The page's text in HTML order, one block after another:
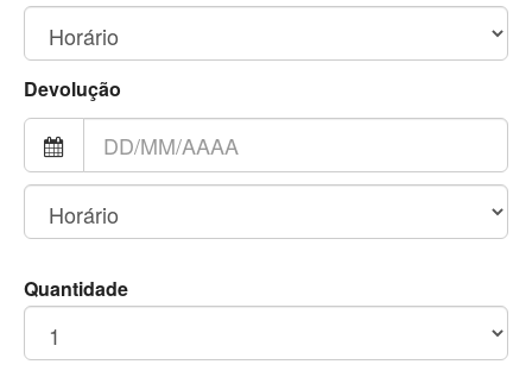
Devolução
Quantidade